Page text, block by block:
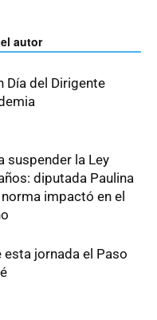
autor
Día del Dirigente
suspender la Ley
diputada Paulina
impactó en el
esta jornada el Paso